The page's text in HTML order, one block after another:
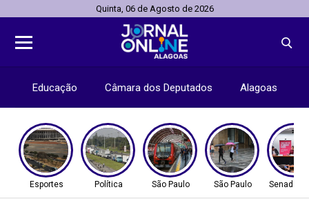
Quinta, 06 de Agosto de 2026
Educação Câmara dos Deputados Alagoas
Esportes Política São Paulo São Paulo Senado